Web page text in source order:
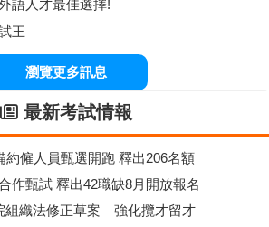
語人才最佳選擇!
王
瀏覽更多訊息
最新考試情報
約僱人員甄選開跑 釋出206名額
作甄試 釋出42職缺8月開放報名
組織法修正草案 強化攬才留才